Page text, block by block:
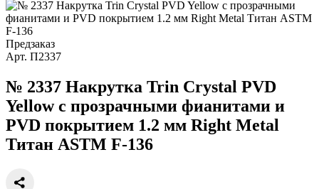
Предзаказ
Арт. П2337
№ 2337 Накрутка Trin Crystal PVD
Yellow с прозрачными фианитами и
PVD покрытием 1.2 мм Right Metal
Титан ASTM F-136